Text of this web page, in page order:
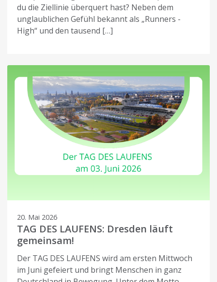
du die Ziellinie überquert hast? Neben dem
unglaublichen Gefühl bekannt als „Runners -
High“ und den tausend […]
20. Mai 2026
TAG DES LAUFENS: Dresden läuft
gemeinsam!
Der TAG DES LAUFENS wird am ersten Mittwoch
im Juni gefeiert und bringt Menschen in ganz